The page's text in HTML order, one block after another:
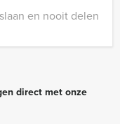
en nooit delen
direct met onze